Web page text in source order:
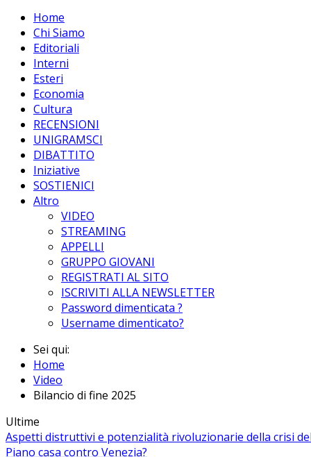
Home
Chi Siamo
Editoriali
Interni
Esteri
Economia
Cultura
RECENSIONI
UNIGRAMSCI
DIBATTITO
Iniziative
SOSTIENICI
Altro
VIDEO
STREAMING
APPELLI
GRUPPO GIOVANI
REGISTRATI AL SITO
ISCRIVITI ALLA NEWSLETTER
Password dimenticata ?
Username dimenticato?
Sei qui:
Home
Video
Bilancio di fine 2025
Ultime
Aspetti distruttivi e potenzialità rivoluzionarie della crisi
Piano casa contro Venezia?